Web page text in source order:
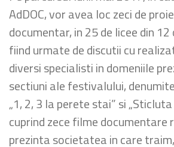
AdDOC, vor avea loc zeci de
documentar, in 25 de licee din
fiind urmate de discutii cu
diversi specialisti in domeniile
sectiuni ale festivalului,
„1, 2, 3 la perete stai” si
cuprind zece filme documentare
prezinta societatea in care